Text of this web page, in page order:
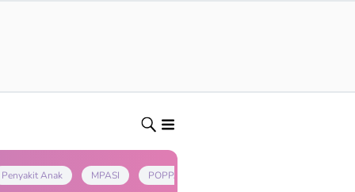
Penyakit Anak MPASI POPPAPA